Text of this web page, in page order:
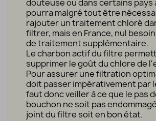
douteuse ou dans certains pays
pourra malgré tout être
rajouter un traitement chloré
filtrer, mais en France, nul
de traitement supplémentaire.
Le charbon actif du filtre
supprimer le goût du chlore de
Pour assurer une filtration
doit passer impérativement par
faut donc veiller à ce que le pas
bouchon ne soit pas
joint du filtre soit en bon état.